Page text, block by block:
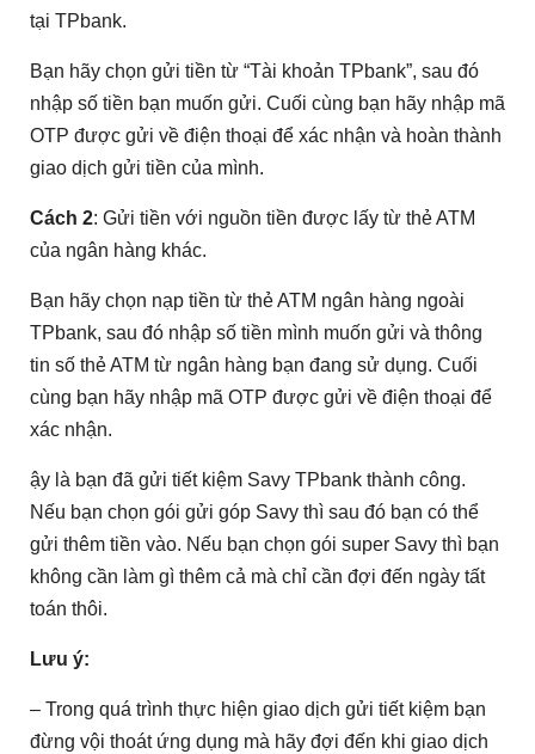
tại TPbank.
Bạn hãy chọn gửi tiền từ “Tài khoản TPbank”, sau đó
nhập số tiền bạn muốn gửi. Cuối cùng bạn hãy nhập mã
OTP được gửi về điện thoại để xác nhận và hoàn thành
giao dịch gửi tiền của mình.
Cách 2: Gửi tiền với nguồn tiền được lấy từ thẻ ATM
của ngân hàng khác.
Bạn hãy chọn nạp tiền từ thẻ ATM ngân hàng ngoài
TPbank, sau đó nhập số tiền mình muốn gửi và thông
tin số thẻ ATM từ ngân hàng bạn đang sử dụng. Cuối
cùng bạn hãy nhập mã OTP được gửi về điện thoại để
xác nhận.
ậy là bạn đã gửi tiết kiệm Savy TPbank thành công.
Nếu bạn chọn gói gửi góp Savy thì sau đó bạn có thể
gửi thêm tiền vào. Nếu bạn chọn gói super Savy thì bạn
không cần làm gì thêm cả mà chỉ cần đợi đến ngày tất
toán thôi.
Lưu ý:
– Trong quá trình thực hiện giao dịch gửi tiết kiệm bạn
đừng vội thoát ứng dụng mà hãy đợi đến khi giao dịch